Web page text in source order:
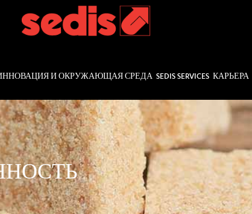
И ОКРУЖАЮЩАЯ СРЕДА SEDIS SERVICES КАРЬЕРА